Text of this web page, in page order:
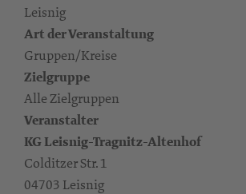
Leisnig
Art der Veranstaltung
Gruppen/Kreise
Zielgruppe
Alle Zielgruppen
Veranstalter
KG Leisnig-Tragnitz-Altenhof
Colditzer Str. 1
04703 Leisnig